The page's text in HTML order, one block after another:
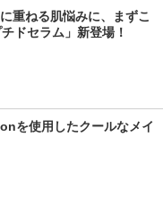
重ねる肌悩みに、まずこ
ドセラム」新登場！
を使用したクールなメイ